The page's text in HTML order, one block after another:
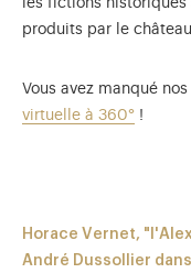
les fictions
produits par le
Vous avez manqué
virtuelle à 360° !
Horace Vernet,
André Dussollier